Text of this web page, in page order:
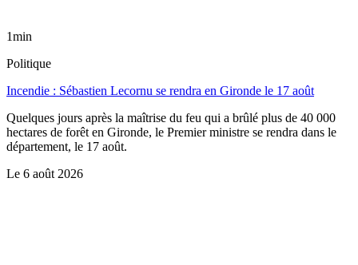
1min
Politique
Incendie : Sébastien Lecornu se rendra en Gironde le 17 août
Quelques jours après la maîtrise du feu qui a brûlé plus de 40 000
hectares de forêt en Gironde, le Premier ministre se rendra dans le
département, le 17 août.
Le 6 août 2026